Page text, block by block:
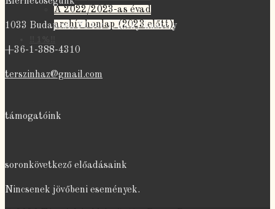
A 2022/2023-as évad
archív honlap (2023 előtt)
1033 Budapest, Fő tér 1. Zichy-kastély
+36-1-388-4310
terszinhaz@gmail.com
támogatóink
soronkövetkező előadásaink
Nincsenek jövőbeni események.